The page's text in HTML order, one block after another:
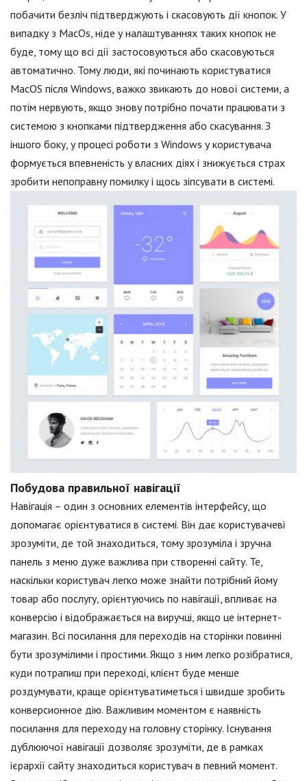
побачити безліч підтверджують і скасовують дії кнопок. У
випадку з MacOs, ніде у налаштуваннях таких кнопок не
буде, тому що всі дії застосовуються або скасовуються
автоматично. Тому люди, які починають користуватися
MacOS після Windows, важко звикають до нової системи, а
потім нервують, якщо знову потрібно почати працювати з
системою з кнопками підтвердження або скасування. З
іншого боку, у процесі роботи з Windows у користувача
формується впевненість у власних діях і знижується страх
зробити непоправну помилку і щось зіпсувати в системі.
Побудова правильної навігації
Навігація – один з основних елементів інтерфейсу, що
допомагає орієнтуватися в системі. Він дає користувачеві
зрозуміти, де той знаходиться, тому зрозуміла і зручна
панель з меню дуже важлива при створенні сайту. Те,
наскільки користувач легко може знайти потрібний йому
товар або послугу, орієнтуючись по навігації, впливає на
конверсію і відображається на виручці, якщо це інтернет-
магазин. Всі посилання для переходів на сторінки повинні
бути зрозумілими і простими. Якщо з ним легко розібратися,
куди потрапиш при переході, клієнт буде менше
роздумувати, краще орієнтуватиметься і швидше зробить
конверсионное дію. Важливим моментом є наявність
посилання для переходу на головну сторінку. Існування
дублюючої навігації дозволяє зрозуміти, де в рамках
ієрархії сайту знаходиться користувач в певний момент.